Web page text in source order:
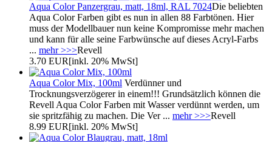
Aqua Color Panzergrau, matt, 18ml, RAL 7024Die beliebten
Aqua Color Farben gibt es nun in allen 88 Farbtönen. Hier
muss der Modellbauer nun keine Kompromisse mehr machen
und kann für alle seine Farbwünsche auf dieses Acryl-Farbs
... mehr >>>Revell
3.70 EUR[inkl. 20% MwSt]
Aqua Color Mix, 100ml Verdünner und
Trocknungsverzögerer in einem!!! Grundsätzlich können die
Revell Aqua Color Farben mit Wasser verdünnt werden, um
sie spritzfähig zu machen. Die Ver ... mehr >>>Revell
8.99 EUR[inkl. 20% MwSt]